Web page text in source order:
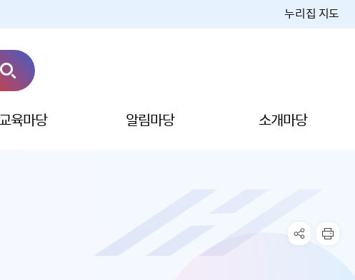
누리집 지도
교육마당 알림마당 소개마당